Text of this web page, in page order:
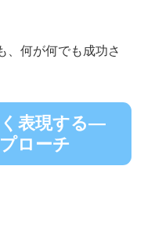
、何が何でも成功さ
く表現する—
ローチ